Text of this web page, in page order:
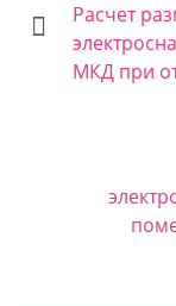
Расчет
МКД при